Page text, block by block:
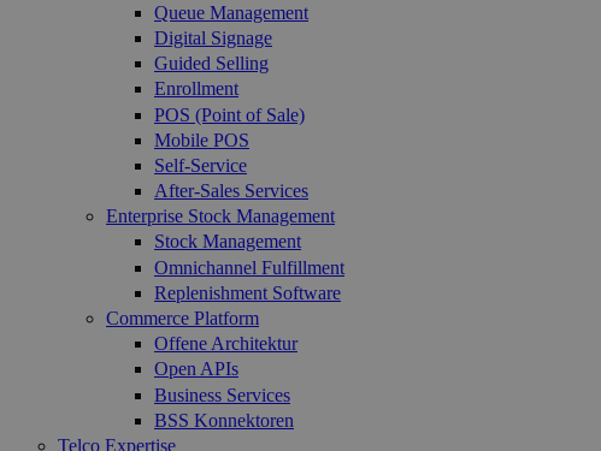
Queue Management
Digital Signage
Guided Selling
Enrollment
POS (Point of Sale)
Mobile POS
Self-Service
After-Sales Services
Enterprise Stock Management
Stock Management
Omnichannel Fulfillment
Replenishment Software
Commerce Platform
Offene Architektur
Open APIs
Business Services
BSS Konnektoren
Telco Expertise